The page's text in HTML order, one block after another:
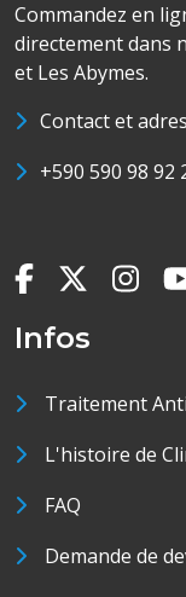
Commandez en
directement dans
et Les Abymes.
Contact et
+590 590 98 92
Infos
Traitement
L'histoire de
FAQ
Demande de